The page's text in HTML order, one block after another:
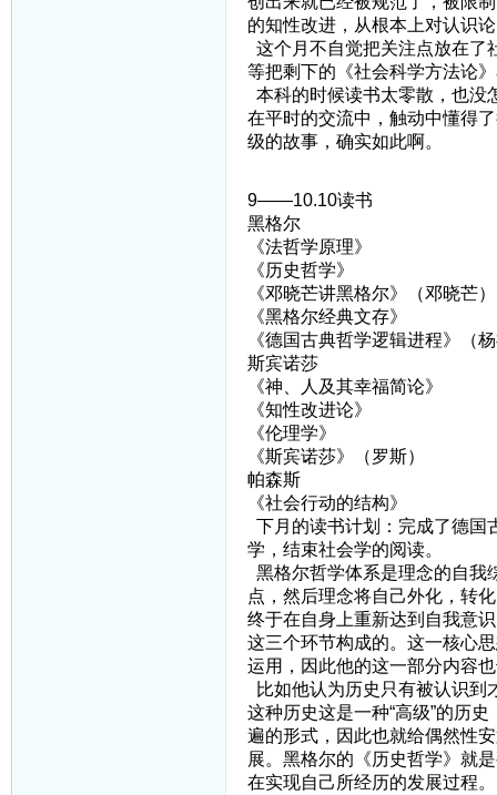
的知性改进，从根本上对认识
这个月不自觉把关注点放在了
等把剩下的《社会科学方法论
本科的时候读书太零散，也没
在平时的交流中，触动中懂得
级的故事，确实如此啊。
9——10.10读书
黑格尔
《法哲学原理》
《历史哲学》
《邓晓芒讲黑格尔》（邓晓芒）
《黑格尔经典文存》
《德国古典哲学逻辑进程》（
斯宾诺莎
《神、人及其幸福简论》
《知性改进论》
《伦理学》
《斯宾诺莎》（罗斯）
帕森斯
《社会行动的结构》
下月的读书计划：完成了德国
学，结束社会学的阅读。
黑格尔哲学体系是理念的自我
点，然后理念将自己外化，转
终于在自身上重新达到自我意
这三个环节构成的。这一核心
运用，因此他的这一部分内容
比如他认为历史只有被认识到
这种历史这是一种“高级”的历
遍的形式，因此也就给偶然性
展。黑格尔的《历史哲学》就
在实现自己所经历的发展过程